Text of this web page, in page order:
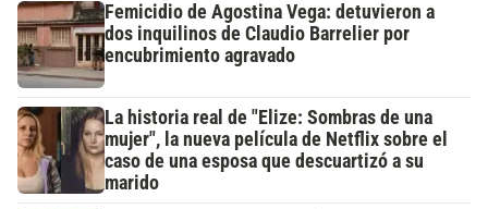
Femicidio de Agostina Vega: detuvieron a
dos inquilinos de Claudio Barrelier por
encubrimiento agravado
La historia real de "Elize: Sombras de una
mujer", la nueva película de Netflix sobre el
caso de una esposa que descuartizó a su
marido